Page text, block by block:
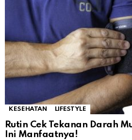
KESEHATAN LIFESTYLE
Rutin Cek Tekanan Darah
Ini Manfaatnya!